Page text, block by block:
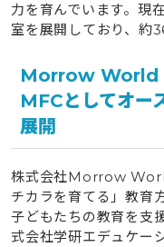
力を育んでいます。現
室を展開しており、約
Morrow World
MFCとしてオー
展開
株式会社Morrow
チカラを育てる」教育
子どもたちの教育を支
式会社学研エデュケー